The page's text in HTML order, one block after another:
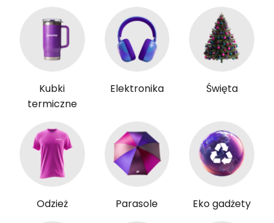
Kubki
termiczne
Elektronika Święta
Odzież Parasole Eko gadżety